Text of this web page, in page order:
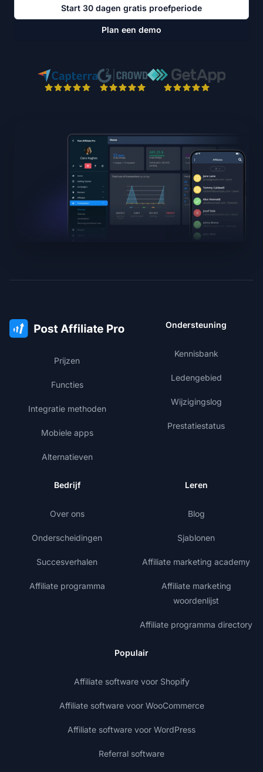
Start 30 dagen gratis proefperiode
Plan een demo
Prijzen
Functies
Integratie methoden
Mobiele apps
Alternatieven
Ondersteuning
Kennisbank
Ledengebied
Wijzigingslog
Prestatiestatus
Bedrijf
Over ons
Onderscheidingen
Succesverhalen
Affiliate programma
Leren
Blog
Sjablonen
Affiliate marketing academy
Affiliate marketing
woordenlijst
Affiliate programma directory
Populair
Affiliate software voor Shopify
Affiliate software voor WooCommerce
Affiliate software voor WordPress
Referral software